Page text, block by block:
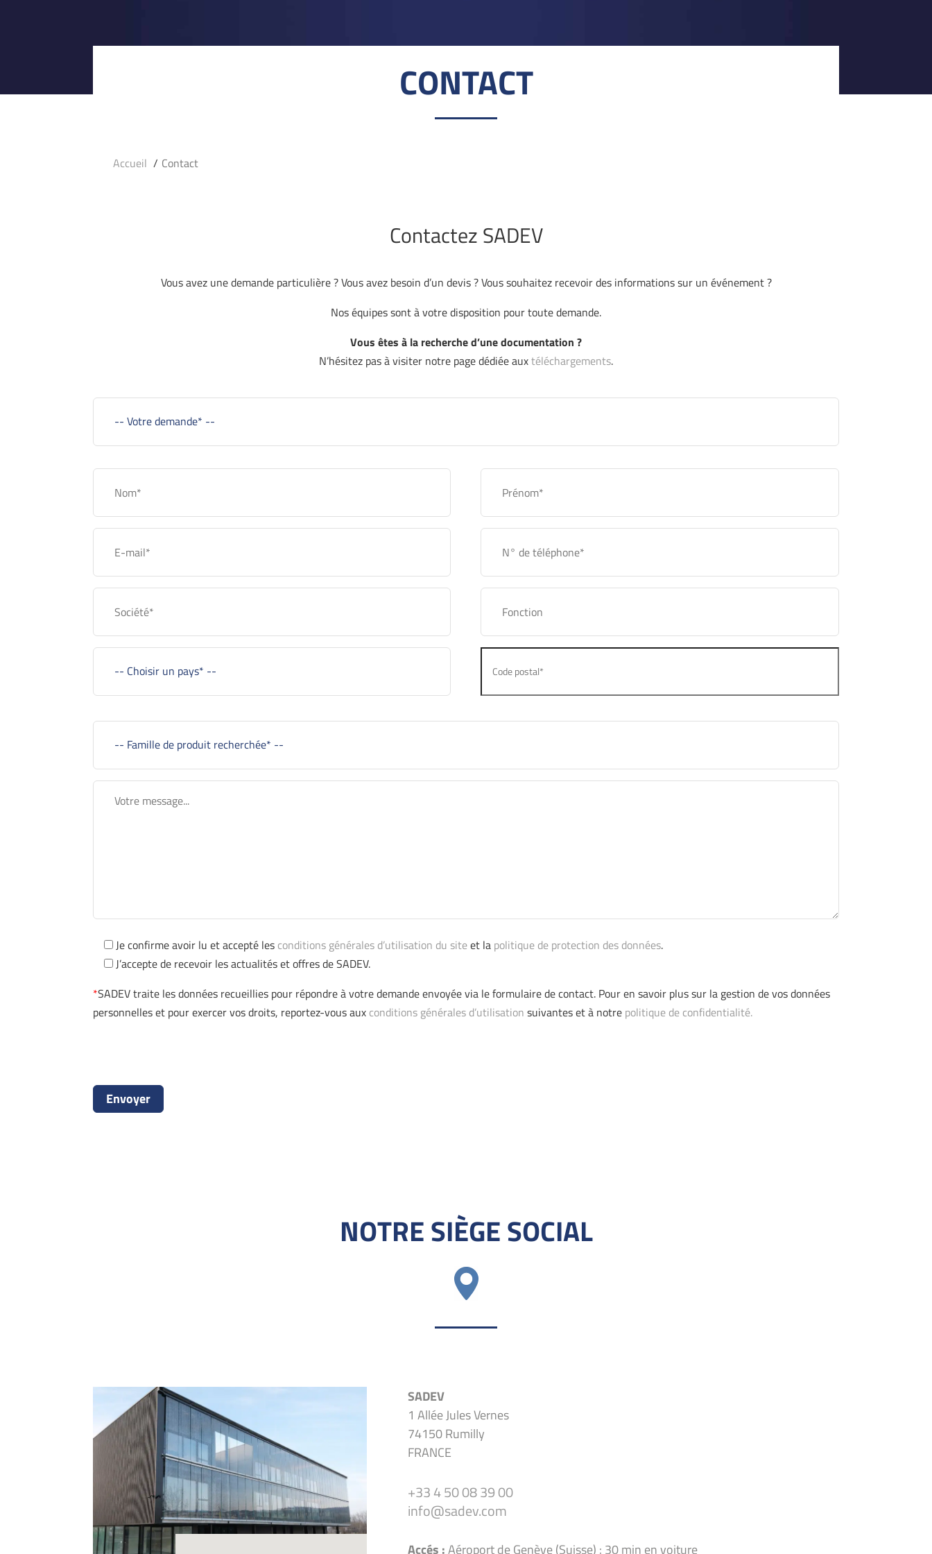
CONTACT
Accueil Contact
Contactez SADEV
Vous avez une demande particulière ? Vous avez besoin d’un devis ? Vous souhaitez recevoir des informations sur un événement ?
Nos équipes sont à votre disposition pour toute demande.
Vous êtes à la recherche d’une documentation ?
N’hésitez pas à visiter notre page dédiée auxtéléchargements.
Je confirme avoir lu et accepté les conditions générales d’utilisation du siteet la politique de protection des données.
J’accepte de recevoir les actualités et offres de SADEV.
*SADEV traite les données recueillies pour répondre à votre demande envoyée via le formulaire de contact. Pour en savoir plus sur la gestion de vos données
personnelles et pour exercer vos droits, reportez-vous aux conditions générales d’utilisation suivantes et à notre politique de confidentialité.
NOTRE SIÈGE SOCIAL
SADEV
1 Allée Jules Vernes
74150 Rumilly
FRANCE
+33 4 50 08 39 00
info@sadev.com
Accés :Aéroport de Genève (Suisse) : 30 min en voiture